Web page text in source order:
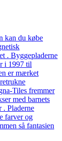
kan du købe
. Byggepladerne
i 1997 til
er mærket
Tiles fremmer
med barnets
. Pladerne
farver og
så fantasien